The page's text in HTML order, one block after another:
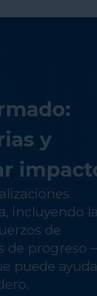
y
incluyendo
de
de progreso
puede